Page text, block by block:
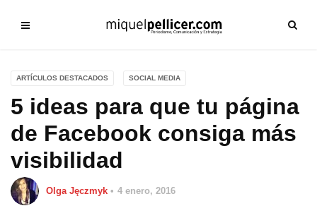
ARTÍCULOS DESTACADOS SOCIAL MEDIA
5 ideas para que tu página
de Facebook consiga más
visibilidad
Olga Jęczmyk 4 enero, 2016